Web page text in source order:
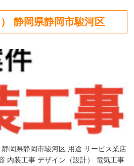
静岡県静岡市駿河区
岡県静岡市駿河区 用途 サービス業店
内装工事 デザイン（設計） 電気工事